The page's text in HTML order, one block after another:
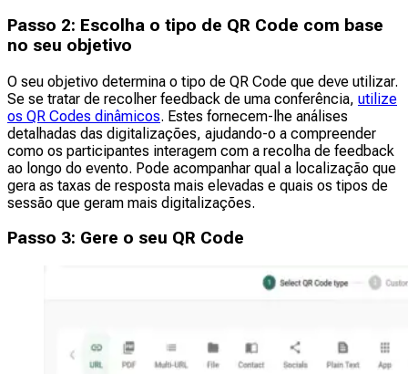
Passo 2: Escolha o tipo de QR Code com base
no seu objetivo
O seu objetivo determina o tipo de QR Code que deve utilizar.
Se se tratar de recolher feedback de uma conferência, utilize
os QR Codes dinâmicos. Estes fornecem-lhe análises
detalhadas das digitalizações, ajudando-o a compreender
como os participantes interagem com a recolha de feedback
ao longo do evento. Pode acompanhar qual a localização que
gera as taxas de resposta mais elevadas e quais os tipos de
sessão que geram mais digitalizações.
Passo 3: Gere o seu QR Code